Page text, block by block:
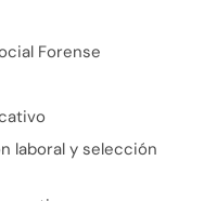
Forense
laboral y selección